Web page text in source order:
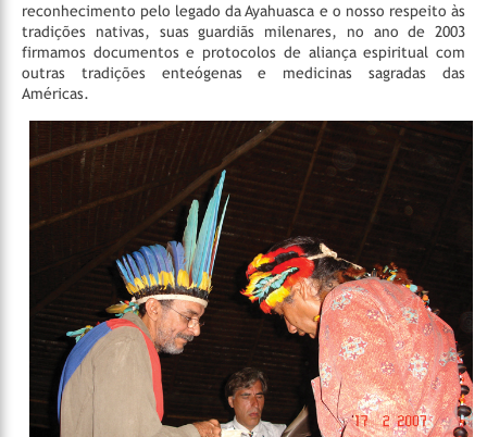
reconhecimento pelo legado da Ayahuasca e o nosso respeito às
tradições nativas, suas guardiãs milenares, no ano de 2003
firmamos documentos e protocolos de aliança espiritual com
outras tradições enteógenas e medicinas sagradas das
Américas.